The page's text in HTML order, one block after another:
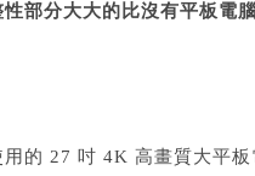
部分大大的比沒有平板電
的 27 吋 4K 高畫質大平板